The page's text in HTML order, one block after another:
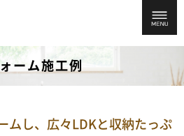
ーム施工例
ムし、広々LDKと収納たっぷ